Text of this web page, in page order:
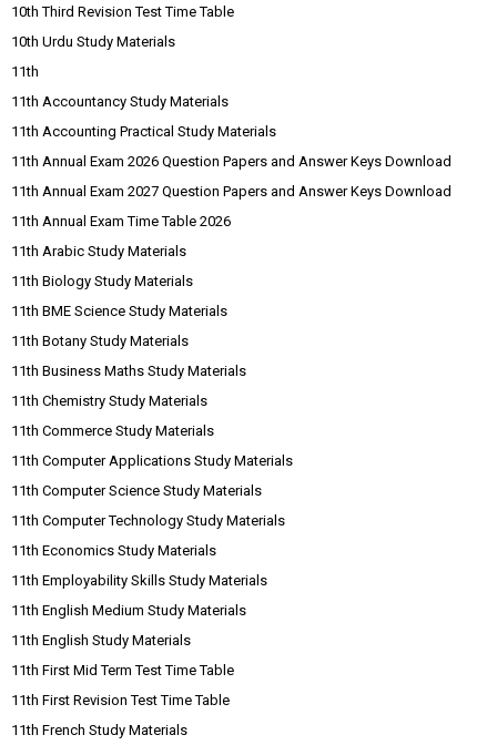
10th Third Revision Test Time Table
10th Urdu Study Materials
11th
11th Accountancy Study Materials
11th Accounting Practical Study Materials
11th Annual Exam 2026 Question Papers and Answer Keys Download
11th Annual Exam 2027 Question Papers and Answer Keys Download
11th Annual Exam Time Table 2026
11th Arabic Study Materials
11th Biology Study Materials
11th BME Science Study Materials
11th Botany Study Materials
11th Business Maths Study Materials
11th Chemistry Study Materials
11th Commerce Study Materials
11th Computer Applications Study Materials
11th Computer Science Study Materials
11th Computer Technology Study Materials
11th Economics Study Materials
11th Employability Skills Study Materials
11th English Medium Study Materials
11th English Study Materials
11th First Mid Term Test Time Table
11th First Revision Test Time Table
11th French Study Materials